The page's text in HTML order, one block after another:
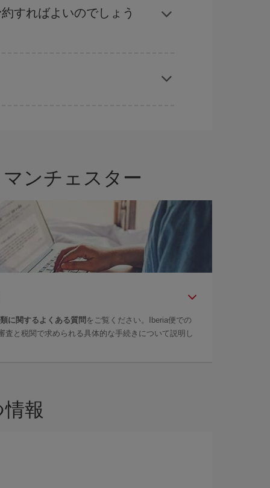
ことができます。
すればよいのでしょう
ンチェスター
に関するよくある質問 をご覧ください。Iberia便での
査と税関で求められる具体的な手続きについて説明し
報